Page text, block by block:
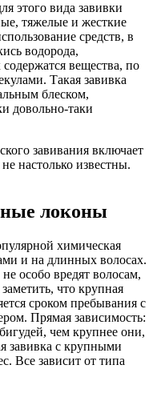
этого вида завивки
тяжелые и жесткие
средств, в
водорода,
вещества, по
Такая завивка
блеском,
довольно-таки
завивания включает
настолько известны.
локоны
химическая
и на длинных волосах.
особо вредят волосам,
что крупная
сроком пребывания с
Прямая зависимость:
чем крупнее они,
завивка с крупными
Все зависит от типа